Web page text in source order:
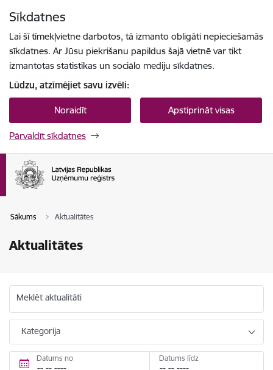
Sīkdatnes
Lai šī tīmekļvietne darbotos, tā izmanto obligāti nepieciešamās
sīkdatnes. Ar Jūsu piekrišanu papildus šajā vietnē var tikt
izmantotas statistikas un sociālo mediju sīkdatnes.
Lūdzu, atzīmējiet savu izvēli:
Noraidīt Apstiprināt visas
Pārvaldīt sīkdatnes
Sākums Aktualitātes
Aktualitātes
Meklēt aktualitāti
Kategorija
Datums no Datums līdz